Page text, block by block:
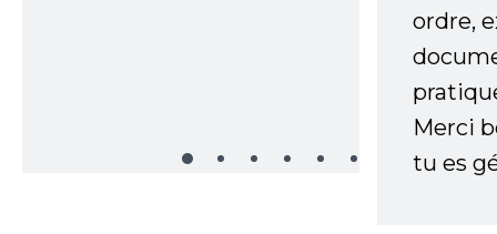
ordre,
Merci
tu es